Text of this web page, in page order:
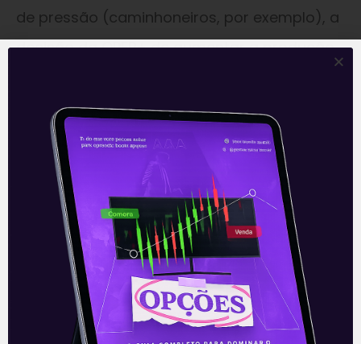
de pressão (caminhoneiros, por exemplo), a
decisão da OPEP+ de aumentar a produção
preços de combustíveis aqui no Brasil, com
os preços do Petróleo arrefecendo no
mercado internacional.
Porém o ambiente de câmbio mais alto,
devido a instabilidades no Brasil e a
retomada mais forte da economia com a
reabertura, ainda mantém o alerta de alta
de preços de combustíveis por aqui